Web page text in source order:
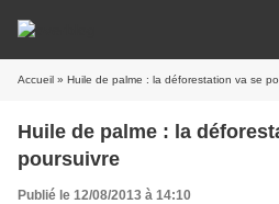
Accueil » Huile de palme : la déforestation va se
Huile de palme : la
poursuivre
Publié le 12/08/2013 à 14:10